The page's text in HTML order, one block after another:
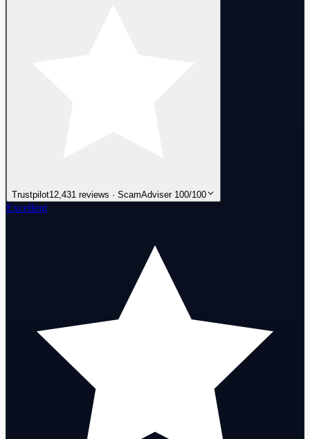
Trustpilot12,431 reviews · ScamAdviser 100/100
Excellent